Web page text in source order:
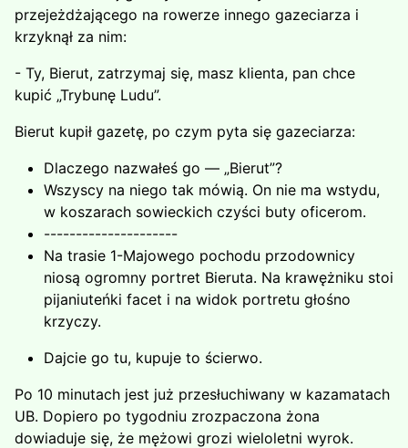
przejeżdżającego na rowerze innego gaze­ciarza i
krzyknął za nim:
- Ty, Bierut, zatrzymaj się, masz klienta, pan chce
kupić „Trybunę Ludu”.
Bierut kupił gazetę, po czym pyta się gazeciarza:
Dlaczego nazwałeś go — „Bierut”?
Wszyscy na niego tak mówią. On nie ma wstydu,
w koszarach sowieckich czyści buty oficerom.
---------------------
Na trasie 1-Majowego pochodu przodownicy
niosą ogromny portret Bieruta. Na krawężniku stoi
pijaniuteńki facet i na widok portretu głośno
krzyczy.
Dajcie go tu, kupuje to ścierwo.
Po 10 minutach jest już przesłuchiwany w kazamatach
UB. Dopiero po tygodniu zrozpaczona żona
dowiaduje się, że mężowi grozi wieloletni wyrok.